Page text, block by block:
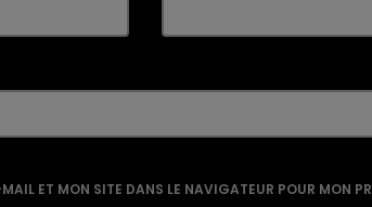
ET MON SITE DANS LE NAVIGATEUR POUR MON